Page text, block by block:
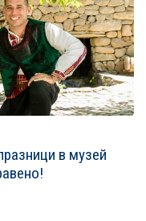
в музей